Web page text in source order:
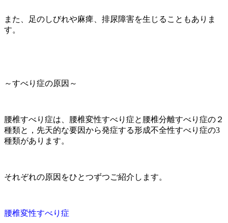
また、足のしびれや麻痺、排尿障害を生じることもありま
す。
～すべり症の原因～
腰椎すべり症は、腰椎変性すべり症と腰椎分離すべり症の２
種類と，先天的な要因から発症する形成不全性すべり症の3
種類があります。
それぞれの原因をひとつずつご紹介します。
腰椎変性すべり症